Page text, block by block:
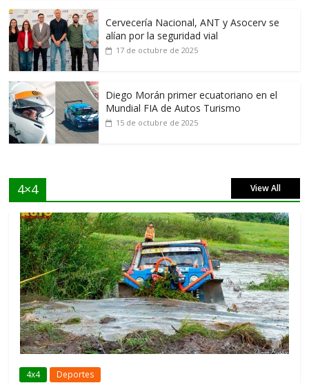
Cervecería Nacional, ANT y Asocerv se
alían por la seguridad vial
17 de octubre de 2025
Diego Morán primer ecuatoriano en el
Mundial FIA de Autos Turismo
15 de octubre de 2025
4×4 View All
4x4 Deportes